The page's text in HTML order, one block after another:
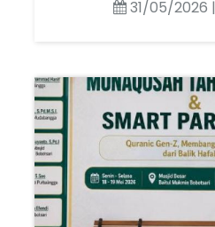
31/05/2026 |